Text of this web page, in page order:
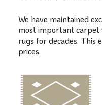
We have maintained
most important carpet
rugs for decades. This
prices.